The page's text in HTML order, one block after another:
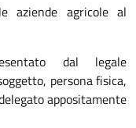
aziende agricole al
dal legale
persona fisica,
appositamente